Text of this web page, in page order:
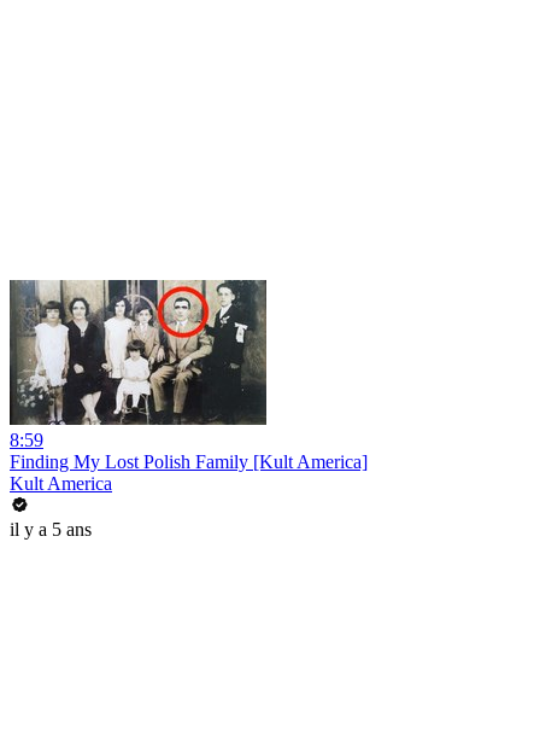
8:59
Finding My Lost Polish Family [Kult America]
Kult America
il y a 5 ans